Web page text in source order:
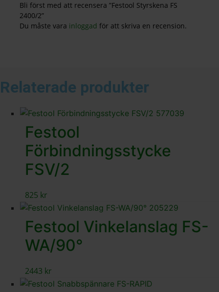
Bli först med att recensera ”Festool Styrskena FS
2400/2”
Du måste vara inloggad för att skriva en recension.
Relaterade produkter
Festool
Förbindningsstycke
FSV/2
825 kr
Festool Vinkelanslag FS-
WA/90°
2443 kr